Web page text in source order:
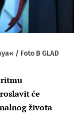
/ Foto B GLAD
ritmu
će
života